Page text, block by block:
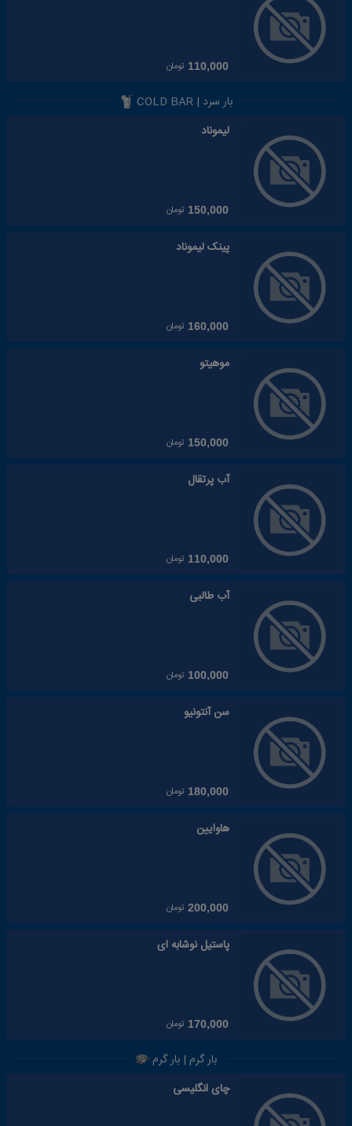
110,000 تومان
بار سرد | COLD BAR
لیموناد
150,000 تومان
پینک لیموناد
160,000 تومان
موهیتو
150,000 تومان
آب پرتقال
110,000 تومان
آب طالبی
100,000 تومان
سن آنتونیو
180,000 تومان
هاوایین
200,000 تومان
پاستیل نوشابه ای
170,000 تومان
بار گرم | بار گرم
چای انگلیسی